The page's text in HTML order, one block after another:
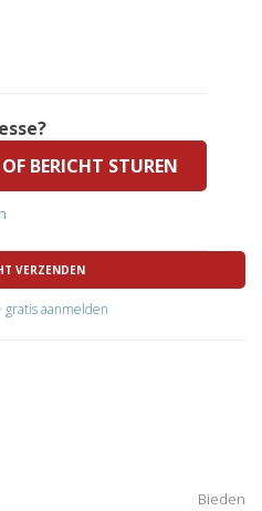
BERICHT STUREN
VERZENDEN
gratis aanmelden
Bieden